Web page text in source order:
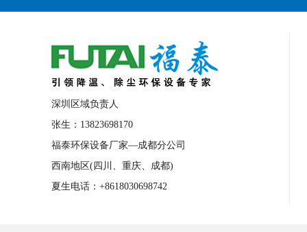
深圳区域负责人
张生：13823698170
福泰环保设备厂家—成都分公司
西南地区(四川、重庆、成都)
夏生电话：+8618030698742